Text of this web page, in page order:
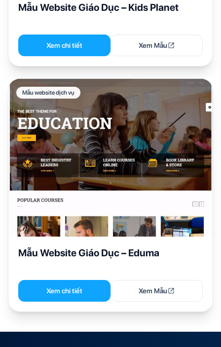
Mẫu Website Giáo Dục – Kids Planet
Xem chi tiết Xem Mẫu
Mẫu website dịch vụ
Mẫu Website Giáo Dục – Eduma
Xem chi tiết Xem Mẫu